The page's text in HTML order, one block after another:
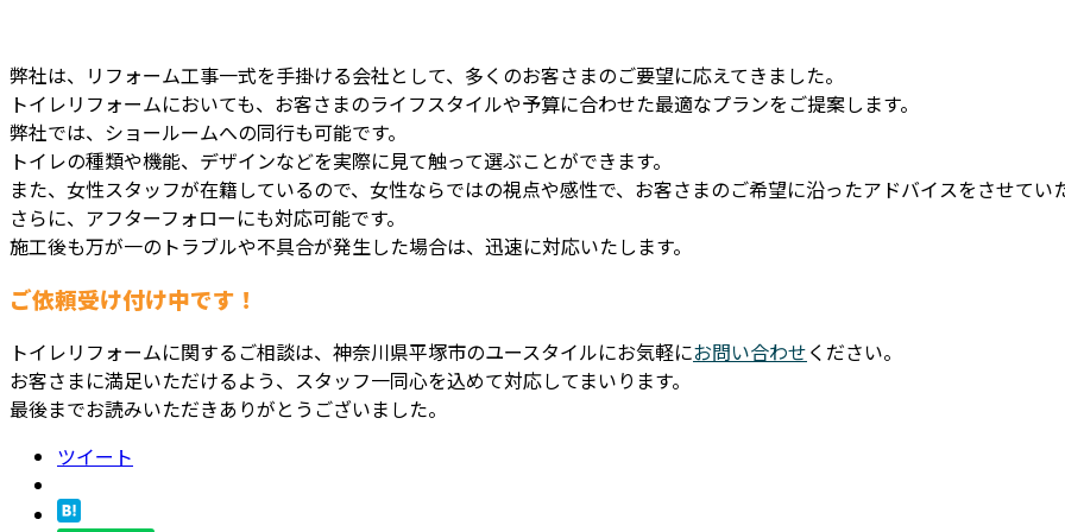
弊社は、リフォーム工事一式を手掛ける会社として、多くのお客さまのご要望に応えてきました。
トイレリフォームにおいても、お客さまのライフスタイルや予算に合わせた最適なプランをご提案します。
弊社では、ショールームへの同行も可能です。
トイレの種類や機能、デザインなどを実際に見て触って選ぶことができます。
また、女性スタッフが在籍しているので、女性ならではの視点や感性で、お客さまのご希望に沿ったアドバイスをさせてい
さらに、アフターフォローにも対応可能です。
施工後も万が一のトラブルや不具合が発生した場合は、迅速に対応いたします。
ご依頼受け付け中です！
トイレリフォームに関するご相談は、神奈川県平塚市のユースタイルにお気軽にお問い合わせください。
お客さまに満足いただけるよう、スタッフ一同心を込めて対応してまいります。
最後までお読みいただきありがとうございました。
ツイート